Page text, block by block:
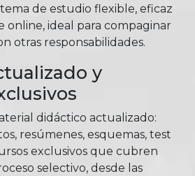
de estudio flexible, eficaz
ideal para compaginar
otras responsabilidades.
y
didáctico actualizado:
resúmenes, esquemas, test
exclusivos que cubren
selectivo, desde las